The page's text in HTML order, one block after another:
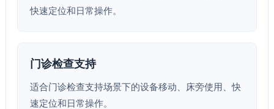
快速定位和日常操作。
门诊检查支持
适合门诊检查支持场景下的设备移动、床旁使用、快
速定位和日常操作。